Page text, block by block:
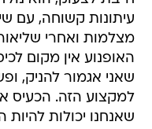
עיתונות קשוחה, עם
מצלמות ואחרי
האופנוע אין מקום
שאני אגמור להניק,
למקצוע הזה. הכעיס
שאנחנו יכולות